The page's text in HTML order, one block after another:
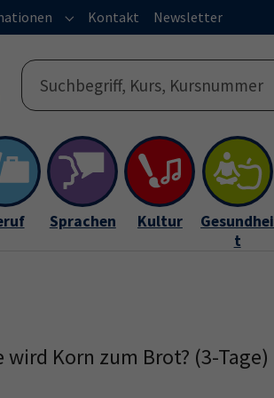
"Service"Submenu for "Informationen"
Kontakt Newsletter
Sprachen Kultur
Gesundhei
t
Korn zum Brot? (3-Tage)